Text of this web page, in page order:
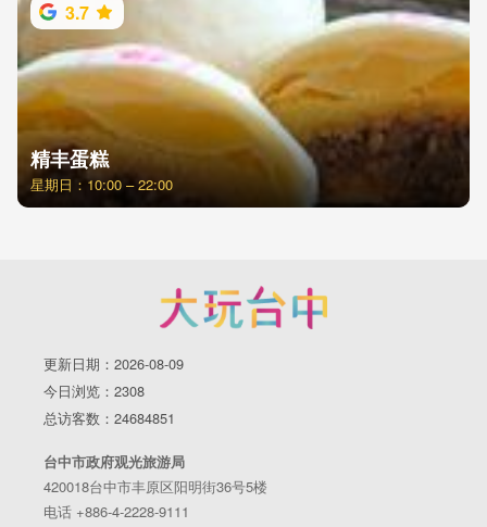
3.7
精丰蛋糕
星期日：10:00 – 22:00
更新日期：2026-08-09
今日浏览：2308
总访客数：24684851
台中市政府观光旅游局
420018台中市丰原区阳明街36号5楼
电话 +886-4-2228-9111